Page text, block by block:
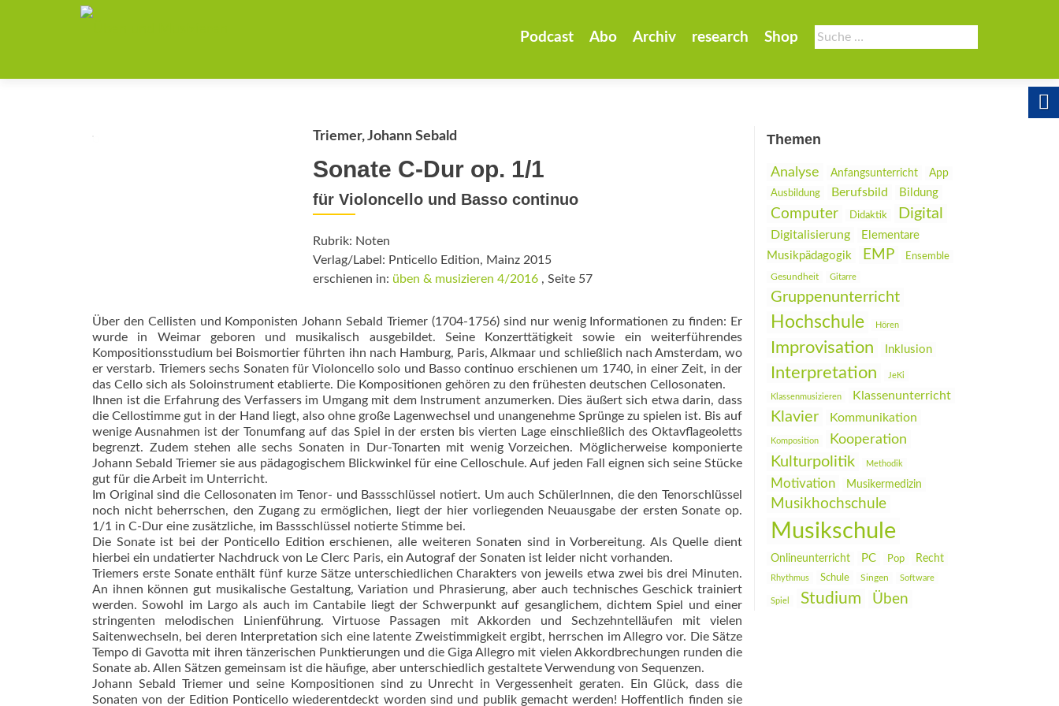
Suche
nach:
Podcast Abo Archiv research Shop
Triemer, Johann Sebald
Sonate C-Dur op. 1/1
für Violoncello und Basso continuo
Rubrik: Noten
Verlag/Label: Pnticello Edition, Mainz 2015
erschienen in: üben & musizieren 4/2016, Seite 57
Über den Cellisten und Komponisten Johann Sebald Triemer (1704-1756) sind nur wenig Informationen zu finden: Er
wurde in Weimar geboren und musikalisch ausgebildet. Seine Konzerttätigkeit sowie ein weiterführendes
Kompositionsstudium bei Boismortier führten ihn nach Hamburg, Paris, Alkmaar und schließlich nach Amsterdam, wo
er verstarb. Triemers sechs Sonaten für Violoncello solo und Basso continuo erschienen um 1740, in einer Zeit, in der
das Cel­lo sich als Soloinstrument etab­lierte. Die Kompositionen gehören zu den frühesten deutschen Cellosonaten.
Ihnen ist die Erfahrung des Verfassers im Umgang mit dem Inst­rument anzumerken. Dies äußert sich etwa darin, dass
die Cellostimme gut in der Hand liegt, ­also ohne große Lagenwechsel und unangenehme Sprünge zu spielen ist. Bis auf
wenige Ausnahmen ist der Tonumfang auf das Spiel in der ersten bis vierten Lage einschließlich des Oktavflageoletts
begrenzt. Zudem stehen alle sechs Sonaten in Dur-Tonarten mit wenig Vorzeichen. Möglicherweise komponierte
Johann Sebald Triemer sie aus pädagogischem Blickwinkel für eine Celloschule. Auf jeden Fall eignen sich seine Stücke
gut für die Arbeit im Unterricht.
Im Original sind die Cellosonaten im Tenor- und Bassschlüssel notiert. Um auch SchülerInnen, die den Tenorschlüssel
noch nicht beherrschen, den Zugang zu ermöglichen, liegt der hier vorliegenden Neuausgabe der ersten Sonate op.
1/1 in C-Dur eine zusätzliche, im Bassschlüssel notierte Stimme bei.
Die Sonate ist bei der Ponticello Edition erschienen, alle weiteren Sonaten sind in Vorbereitung. Als Quelle dient
hierbei ein undatierter Nachdruck von Le Clerc Paris, ein Autograf der Sonaten ist leider nicht vorhanden.
Triemers erste Sonate enthält fünf kurze Sätze unterschied­lichen Charakters von jeweils etwa zwei bis drei Minuten.
An ihnen können gut musikalische Gestaltung, Variation und Phrasierung, aber auch technisches Geschick trainiert
werden. Sowohl im Largo als auch im Cantabile liegt der Schwerpunkt auf gesanglichem, dichtem Spiel und einer
stringenten melodischen Linienführung. Virtuose Passagen mit Akkorden und Sechzehntelläufen mit vielen
Saitenwechseln, bei deren Interpretation sich eine latente Zweistimmigkeit ergibt, herrschen im Allegro vor. Die Sätze
Tempo di Gavotta mit ihren tänzerischen Punktierungen und die Giga Allegro mit vielen Akkordbrechungen runden die
Sonate ab. Allen Sätzen gemeinsam ist die häufige, aber unterschiedlich gestalte­te Verwendung von Sequenzen.
Johann Sebald Triemer und seine Kompositionen sind zu Unrecht in Vergessenheit geraten. Ein Glück, dass die
Sonaten von der Edition Ponticello wiederentdeckt worden sind und publik gemacht werden! Hoffentlich finden sie
Themen
Analyse Anfangsunterricht
App
Ausbildung
Berufsbild Bildung
Computer Didaktik Digital
Digitalisierung
Elementare
Musikpädagogik
EMP Ensemble
Gesundheit Gitarre
Gruppenunterricht
Hochschule Hören
Improvisation Inklusion
Interpretation JeKi
Klassenmusizieren Klassenunterricht
Klavier Kommunikation
Komposition Kooperation
Kulturpolitik Methodik
Motivation Musikermedizin
Musikhochschule
Musikschule
Onlineunterricht PC Pop Recht
Rhythmus Schule Singen Software
Spiel Studium Üben